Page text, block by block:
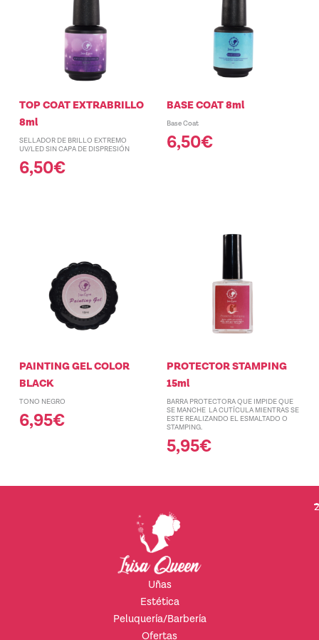
TOP COAT EXTRABRILLO
8ml
SELLADOR DE BRILLO EXTREMO
UV/LED SIN CAPA DE DISPRESIÓN
6,50€
BASE COAT 8ml
Base Coat
6,50€
PAINTING GEL COLOR
BLACK
TONO NEGRO
6,95€
PROTECTOR STAMPING
15ml
BARRA PROTECTORA QUE IMPIDE QUE
SE MANCHE LA CUTÍCULA MIENTRAS SE
ESTE REALIZANDO EL ESMALTADO O
STAMPING.
5,95€
Uñas
Estética
Peluquería/Barbería
Ofertas